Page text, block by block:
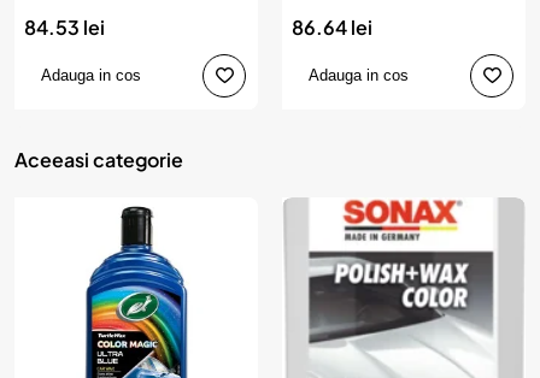
84.53 lei
Adauga in cos
86.64 lei
Adauga in cos
Aceeasi categorie